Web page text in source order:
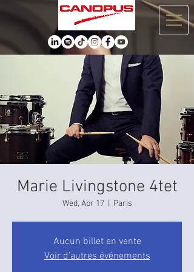
Marie Livingstone 4tet
Wed, Apr 17
  |
Paris
Aucun billet en vente
Voir d'autres événements